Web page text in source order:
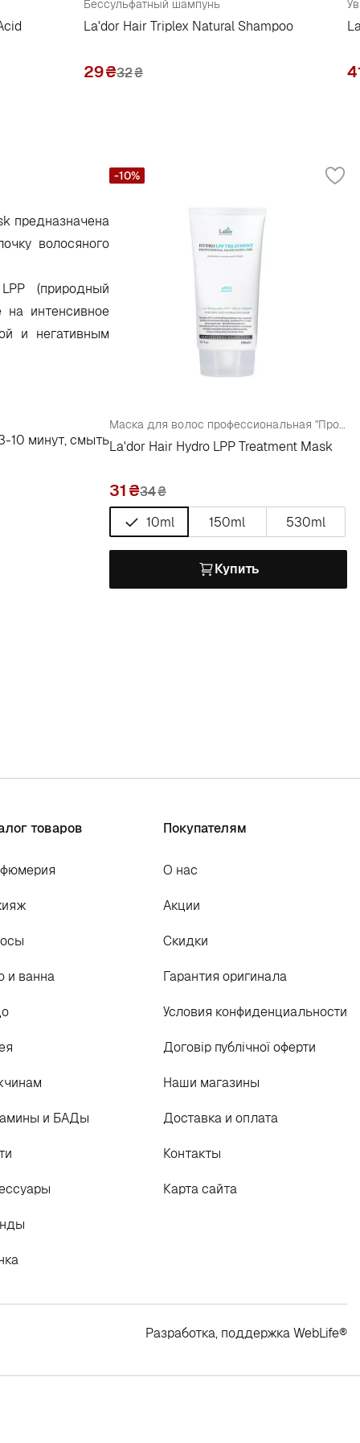
Бессульфатный шампунь
La'dor Hair Triplex Natural Shampoo
29₴32₴
предназначена
волосяного
(природный
на интенсивное
и негативным
10 минут, смыть
Маска для волос профессиональная "Протеиновая" для поврежденных и сухих волос с коллагеном
La'dor Hair Hydro LPP Treatment Mask
31 34₴
10ml
150ml 530ml
Купить
-10%
товаров
и ванна
и БАДы
Покупателям
О нас
Акции
Скидки
Гарантия оригинала
Условия конфиденциальности
Договір публічної оферти
Наши магазины
Доставка и оплата
Контакты
Карта сайта
Разработка, поддержкаWebLife®